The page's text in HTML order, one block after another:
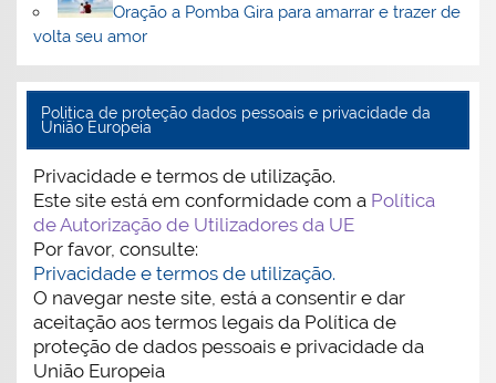
Oração a Pomba Gira para amarrar e trazer de
volta seu amor
Politica de proteção dados pessoais e privacidade da
União Europeia
Privacidade e termos de utilização.
Este site está em conformidade com a Política
de Autorização de Utilizadores da UE
Por favor, consulte:
Privacidade e termos de utilização.
O navegar neste site, está a consentir e dar
aceitação aos termos legais da Política de
proteção de dados pessoais e privacidade da
União Europeia